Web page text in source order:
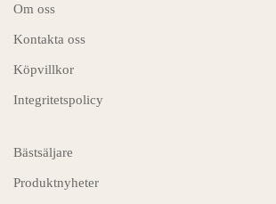
Om oss
Kontakta oss
Köpvillkor
Integritetspolicy
Bästsäljare
Produktnyheter